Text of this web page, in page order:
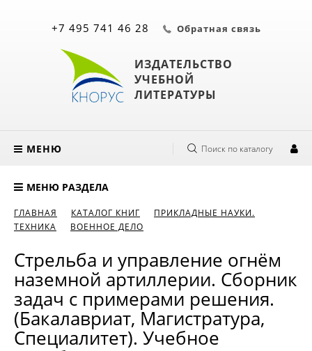
ИЗДАТЕЛЬСТВО
УЧЕБНОЙ
ЛИТЕРАТУРЫ
+7 495 741 46 28 Обратная связь
МЕНЮ Поиск по каталогу
МЕНЮ РАЗДЕЛА
ГЛАВНАЯ КАТАЛОГ КНИГ
ПРИКЛАДНЫЕ НАУКИ.
ТЕХНИКА
ВОЕННОЕ ДЕЛО
Стрельба и управление огнём
наземной артиллерии. Сборник
задач с примерами решения.
(Бакалавриат, Магистратура,
Специалитет). Учебное